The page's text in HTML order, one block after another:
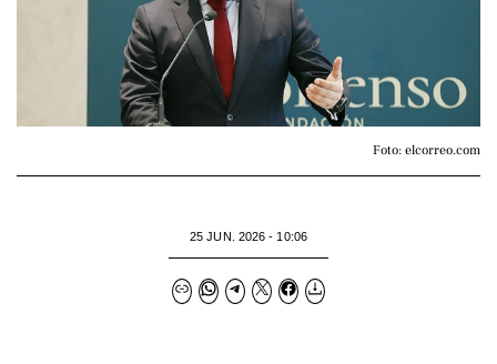
Foto: elcorreo.com
25 JUN. 2026 - 10:06